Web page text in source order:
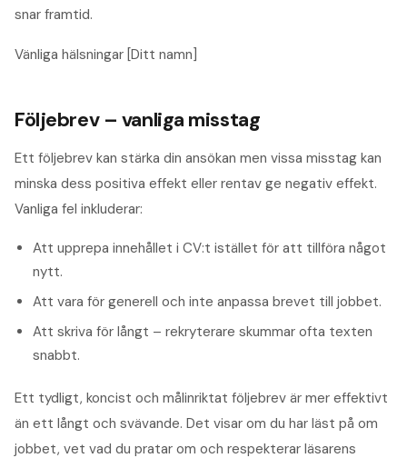
snar framtid.
Vänliga hälsningar [Ditt namn]
Följebrev – vanliga misstag
Ett följebrev kan stärka din ansökan men vissa misstag kan
minska dess positiva effekt eller rentav ge negativ effekt.
Vanliga fel inkluderar:
Att upprepa innehållet i CV:t istället för att tillföra något
nytt.
Att vara för generell och inte anpassa brevet till jobbet.
Att skriva för långt – rekryterare skummar ofta texten
snabbt.
Ett tydligt, koncist och målinriktat följebrev är mer effektivt
än ett långt och svävande. Det visar om du har läst på om
jobbet, vet vad du pratar om och respekterar läsarens